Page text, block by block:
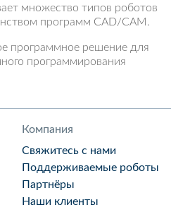
множество типов роботов
программ CAD/CAM.
программное решение для
программирования
Компания
Свяжитесь с нами
Поддерживаемые роботы
Партнёры
Наши клиенты